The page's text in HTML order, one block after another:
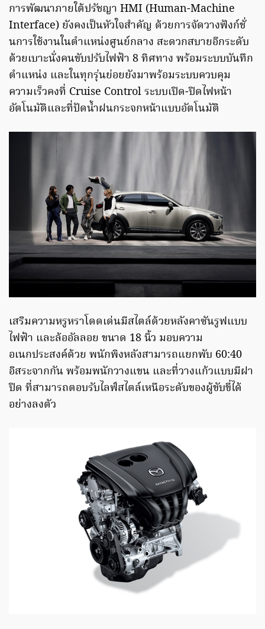
การพัฒนาภายใต้ปรัชญา HMI (Human-Machine
Interface) ยังคงเป็นหัวใจสำคัญ ด้วยการจัดวางฟังก์ชั่
นการใช้งานในตำแหน่งศูนย์กลาง สะดวกสบายอีกระดับ
ด้วยเบาะนั่งคนขับปรับไฟฟ้า 8 ทิศทาง พร้อมระบบบันทึก
ตำแหน่ง และในทุกรุ่นย่อยยังมาพร้อมระบบควบคุม
ความเร็วคงที่ Cruise Control ระบบเปิด-ปิดไฟหน้า
อัตโนมัติและที่ปัดน้ำฝนกระจกหน้าแบบอัตโนมัติ
เสริมความหรูหราโดดเด่นมีสไตล์ด้วยหลังคาซันรูฟแบบ
ไฟฟ้า และล้ออัลลอย ขนาด 18 นิ้ว มอบความ
อเนกประสงค์ด้วย พนักพิงหลังสามารถแยกพับ 60:40
อิสระจากกัน พร้อมพนักวางแขน และที่วางแก้วแบบมีฝา
ปิด ที่สามารถตอบรับไลฟ์สไตล์เหนือระดับของผู้ขับขี่ได้
อย่างลงตัว